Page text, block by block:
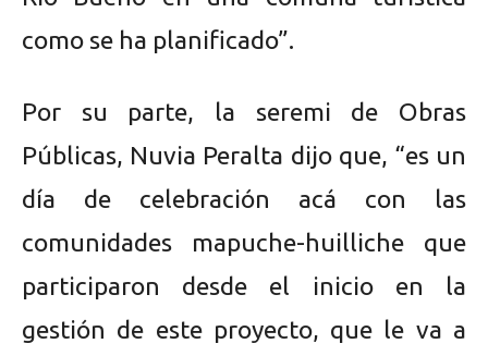
como se ha planificado”.
Por su parte, la seremi de Obras
Públicas, Nuvia Peralta dijo que, “es un
día de celebración acá con las
comunidades mapuche-huilliche que
participaron desde el inicio en la
gestión de este proyecto, que le va a